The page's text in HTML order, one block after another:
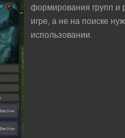
формирования групп и
игре, а не на поиске
использовании.